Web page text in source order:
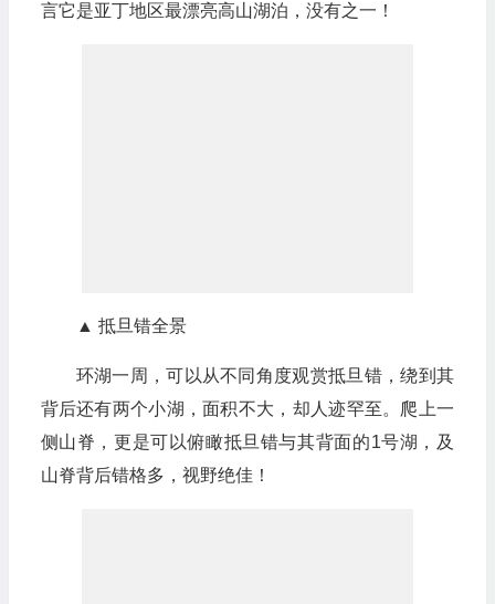
言它是亚丁地区最漂亮高山湖泊，没有之一！
▲ 抵旦错全景
环湖一周，可以从不同角度观赏抵旦错，绕到其
背后还有两个小湖，面积不大，却人迹罕至。爬上一
侧山脊，更是可以俯瞰抵旦错与其背面的1号湖，及
山脊背后错格多，视野绝佳！